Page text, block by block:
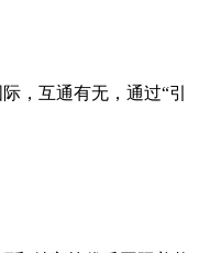
，互通有无，通过“引